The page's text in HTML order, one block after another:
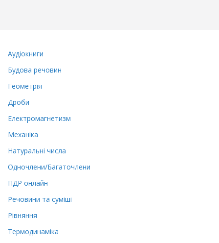
Аудіокниги
Будова речовин
Геометрія
Дроби
Електромагнетизм
Механіка
Натуральні числа
Одночлени/Багаточлени
ПДР онлайн
Речовини та суміші
Рівняння
Термодинаміка